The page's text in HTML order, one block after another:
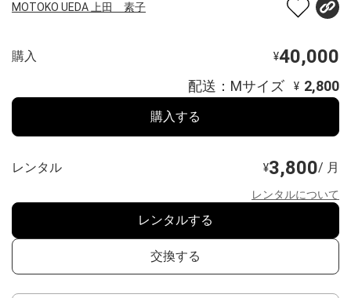
MOTOKO UEDA 上田 素子
購入 ¥40,000
配送：Mサイズ ¥ 2,800
購入する
レンタル ¥3,800/ 月
レンタルについて
レンタルする
交換する